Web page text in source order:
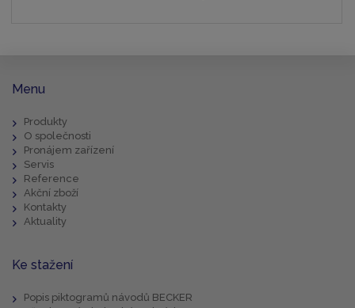
Menu
Produkty
O společnosti
Pronájem zařízení
Servis
Reference
Akční zboží
Kontakty
Aktuality
Ke stažení
Popis piktogramů návodů BECKER